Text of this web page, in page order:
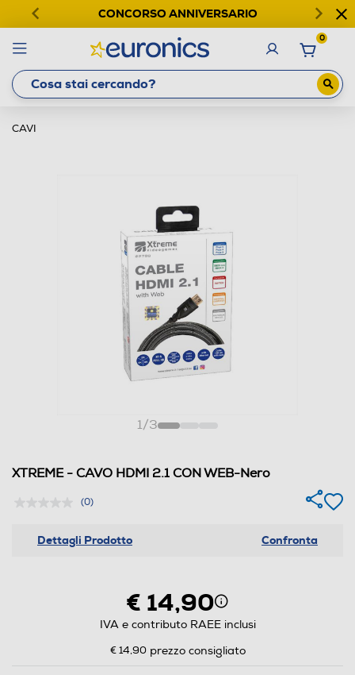
CONCORSO ANNIVERSARIO
0
CAVI
1/3
XTREME - CAVO HDMI 2.1 CON WEB-Nero
(0)
Dettagli Prodotto Confronta
€ 14,90
IVA e contributo RAEE inclusi
€ 14,90 prezzo consigliato